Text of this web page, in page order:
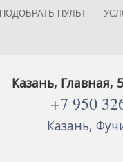
ПОДОБРАТЬ ПУЛЬТ
Казань, Главная,
+7 950
Казань,